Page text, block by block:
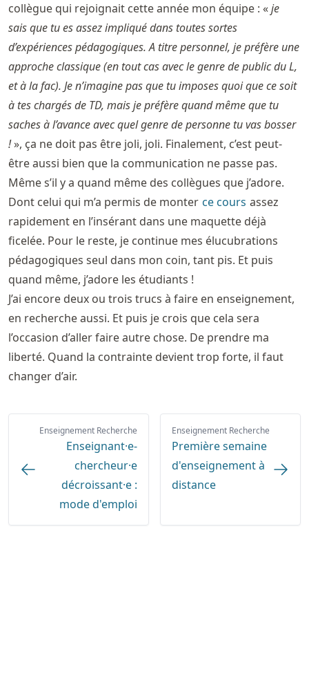
collègue qui rejoignait cette année mon équipe : «je
sais que tu es assez impliqué dans toutes sortes
d’expériences pédagogiques. A titre personnel, je préfère une
approche classique (en tout cas avec le genre de public du L,
et à la fac). Je n’imagine pas que tu imposes quoi que ce soit
à tes chargés de TD, mais je préfère quand même que tu
saches à l’avance avec quel genre de personne tu vas bosser
!», ça ne doit pas être joli, joli. Finalement, c’est peut-
être aussi bien que la communication ne passe pas.
Même s’il y a quand même des collègues que j’adore.
Dont celui qui m’a permis de monter ce cours assez
rapidement en l’insérant dans une maquette déjà
ficelée. Pour le reste, je continue mes élucubrations
pédagogiques seul dans mon coin, tant pis. Et puis
quand même, j’adore les étudiants !
J’ai encore deux ou trois trucs à faire en enseignement,
en recherche aussi. Et puis je crois que cela sera
l’occasion d’aller faire autre chose. De prendre ma
liberté. Quand la contrainte devient trop forte, il faut
changer d’air.
Enseignement Recherche
Enseignant·e-
chercheur·e
décroissant·e :
mode d'emploi
Enseignement Recherche
Première semaine
d'enseignement à
distance